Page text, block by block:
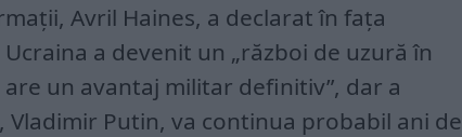
Avril Haines, a declarat în fața
a devenit un „război de uzură în
un avantaj militar definitiv”, dar a
Putin, va continua probabil ani de